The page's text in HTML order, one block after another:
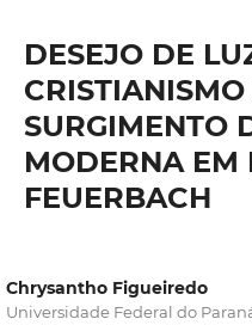
DESEJO DE
CRISTIANISMO
SURGIMENTO
MODERNA EM
FEUERBACH
Chrysantho Figueiredo
Universidade Federal do